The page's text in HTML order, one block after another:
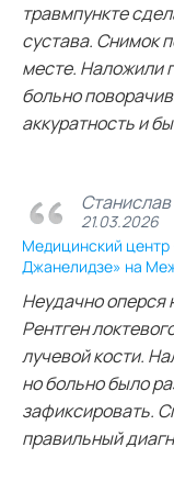
травмпункте
сустава. Снимок
месте. Наложили
больно
аккуратность и
21.03.2026
Медицинский
Джанелидзе» на
Неудачно оперся
Рентген
лучевой кости.
но больно было
зафиксировать.
правильный